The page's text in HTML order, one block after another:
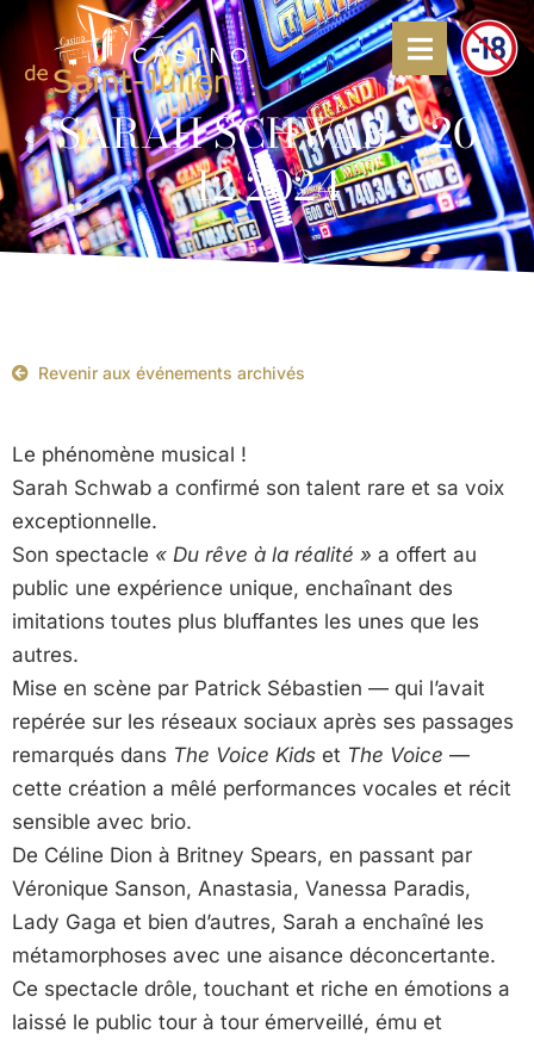
SARAH SCHWAB – 20
12 2024
Revenir aux événements archivés
Le phénomène musical !
Sarah Schwab a confirmé son talent rare et sa voix
exceptionnelle.
Son spectacle « Du rêve à la réalité » a offert au
public une expérience unique, enchaînant des
imitations toutes plus bluffantes les unes que les
autres.
Mise en scène par Patrick Sébastien — qui l’avait
repérée sur les réseaux sociaux après ses passages
remarqués dans The Voice Kids et The Voice —
cette création a mêlé performances vocales et récit
sensible avec brio.
De Céline Dion à Britney Spears, en passant par
Véronique Sanson, Anastasia, Vanessa Paradis,
Lady Gaga et bien d’autres, Sarah a enchaîné les
métamorphoses avec une aisance déconcertante.
Ce spectacle drôle, touchant et riche en émotions a
laissé le public tour à tour émerveillé, ému et